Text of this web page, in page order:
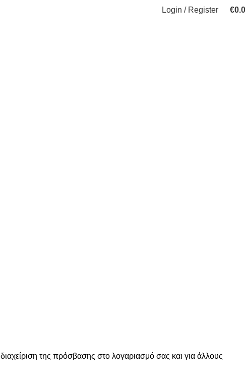
Login / Register €
της πρόσβασης στο λογαριασμό σας και για άλλους